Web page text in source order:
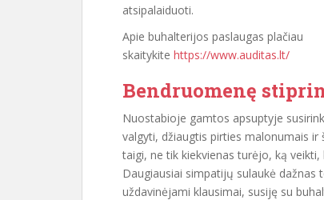
atsipalaiduoti.
Apie buhalterijos paslaugas plačiau
skaitykite https://www.auditas.lt/
Bendruomenę
Nuostabioje gamtos apsuptyje
valgyti, džiaugtis pirties malonumais
taigi, ne tik kiekvienas turėjo, ką
Daugiausiai simpatijų sulaukė
uždavinėjami klausimai, susiję su